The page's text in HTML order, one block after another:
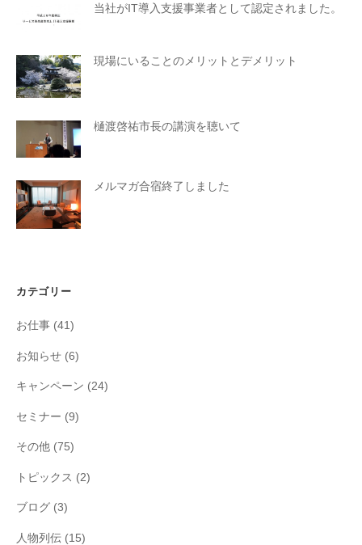
当社がIT導入支援事業者として認定されました。
現場にいることのメリットとデメリット
樋渡啓祐市長の講演を聴いて
メルマガ合宿終了しました
カテゴリー
お仕事 (41)
お知らせ (6)
キャンペーン (24)
セミナー (9)
その他 (75)
トピックス (2)
ブログ (3)
人物列伝 (15)